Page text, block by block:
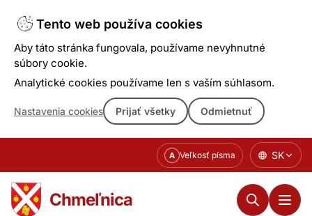
Tento web používa cookies
Aby táto stránka fungovala, používame nevyhnutné
súbory cookie.
Analytické cookies používame len s vaším súhlasom.
Nastavenia cookies Prijať všetky Odmietnuť
obsahu
A Veľkosť písma SK
Chmeľnica